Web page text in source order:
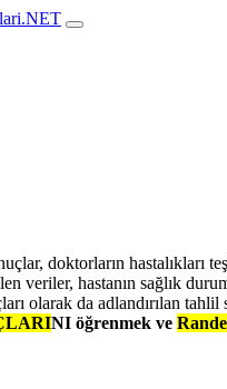
doktorların
hastanın sağlık
olarak da adlandırılan
NI öğrenmek ve